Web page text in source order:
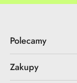
Polecamy
Zakupy